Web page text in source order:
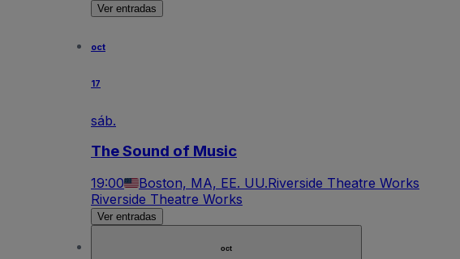
Ver entradas
oct
17
sáb.
The Sound of Music
19:00 Boston, MA, EE. UU.Riverside Theatre Works
Riverside Theatre Works
Ver entradas
oct